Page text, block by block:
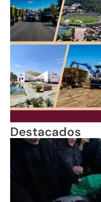
Destacados